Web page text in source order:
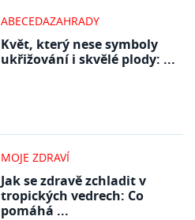
ABECEDAZAHRADY
Květ, který nese symboly
ukřižování i skvělé plody: ...
MOJE ZDRAVÍ
Jak se zdravě zchladit v
tropických vedrech: Co
pomáhá ...